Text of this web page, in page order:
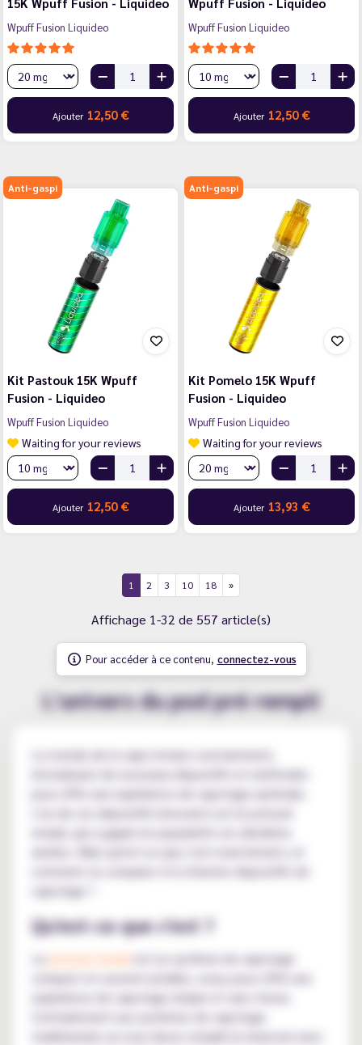
Wpuff Fusion Liquideo
Ajouter 12,50 €
Wpuff Fusion Liquideo
Ajouter 12,50 €
Anti-gaspi
Kit Pastouk 15K Wpuff
Fusion - Liquideo
Wpuff Fusion Liquideo
Waiting for your reviews
Ajouter 12,50 €
Anti-gaspi
Kit Pomelo 15K Wpuff
Fusion - Liquideo
Wpuff Fusion Liquideo
Waiting for your reviews
Ajouter 13,93 €
1 2 3 10 18
Affichage 1-32 de 557 article(s)
Pour accéder à ce contenu, connectez-vous
L'univers du pod pré rempli
Le monde de la vape évolue constamment,
introduisant de nouveaux dispositifs et méthodes
pour offrir une expérience de vapotage optimale.
L'un de ces dispositifs innovants est le pod pré
rempli, qui a gagné en popularité ces dernières
comment se compare-t-il à d'autres dispositifs de
vapotage ?
Qu'est-ce que c'est ?
pod pré rempli
est un système de vapotage
compact et souvent jetable, conçu pour offrir une
expérience de vapotage simple et sans tracas.
Contrairement aux systèmes de vapotage
traditionnels où vous devez remplir le réservoir avec